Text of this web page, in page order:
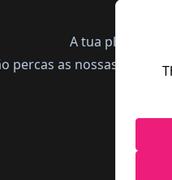
A tua
percas as nossas